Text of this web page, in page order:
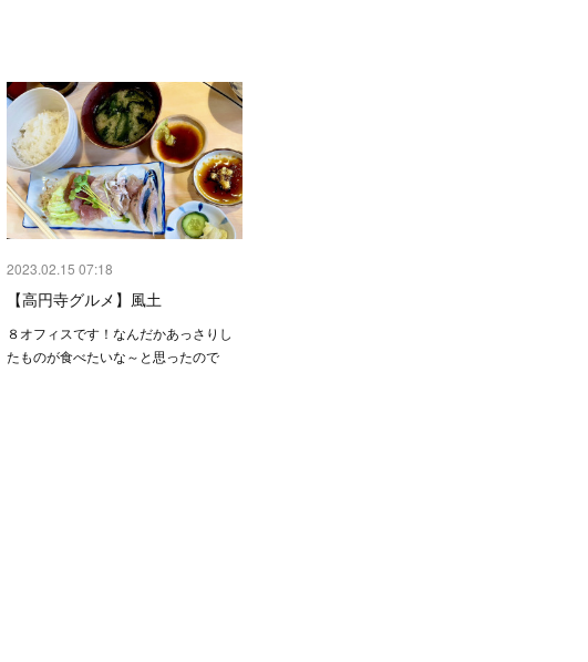
2023.02.15 07:18
【高円寺グルメ】風土
８オフィスです！なんだかあっさりし
たものが食べたいな～と思ったので